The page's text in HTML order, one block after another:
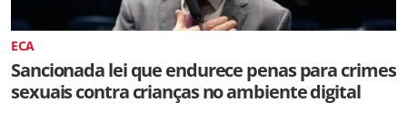
ECA
Sancionada lei que endurece penas para crimes
sexuais contra crianças no ambiente digital